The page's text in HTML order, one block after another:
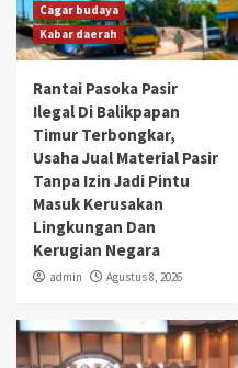
Cagar budaya
Kabar daerah
Rantai Pasoka Pasir
Ilegal Di Balikpapan
Timur Terbongkar,
Usaha Jual Material Pasir
Tanpa Izin Jadi Pintu
Masuk Kerusakan
Lingkungan Dan
Kerugian Negara
admin Agustus 8, 2026